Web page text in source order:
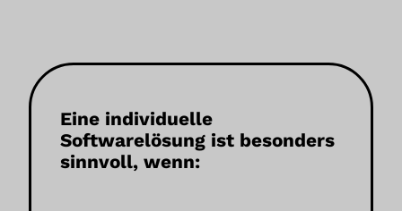
Eine individuelle
Softwarelösung ist besonders
sinnvoll, wenn: